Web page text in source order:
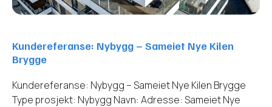
Kundereferanse: Nybygg – Sameiet Nye Kilen
Brygge
Kundereferanse: Nybygg – Sameiet Nye Kilen Brygge
Type prosjekt: Nybygg Navn: Adresse: Sameiet Nye